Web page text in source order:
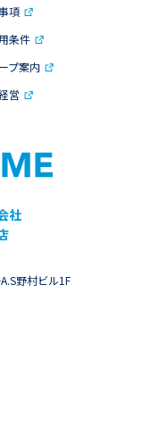
項
条件
プ案内
営
社
A.S野村ビル1F